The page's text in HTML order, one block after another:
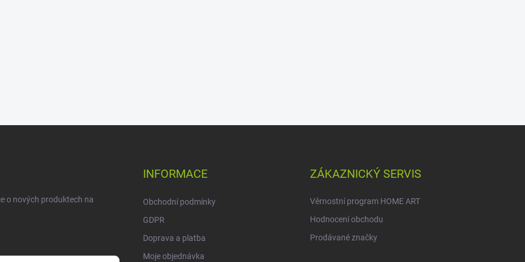
o nových produktech na
INFORMACE
Obchodní podmínky
GDPR
Doprava a platba
Moje objednávka
ZÁKAZNICKÝ SERVIS
Věrnostní program HOME ART
Hodnocení obchodu
Prodávané značky